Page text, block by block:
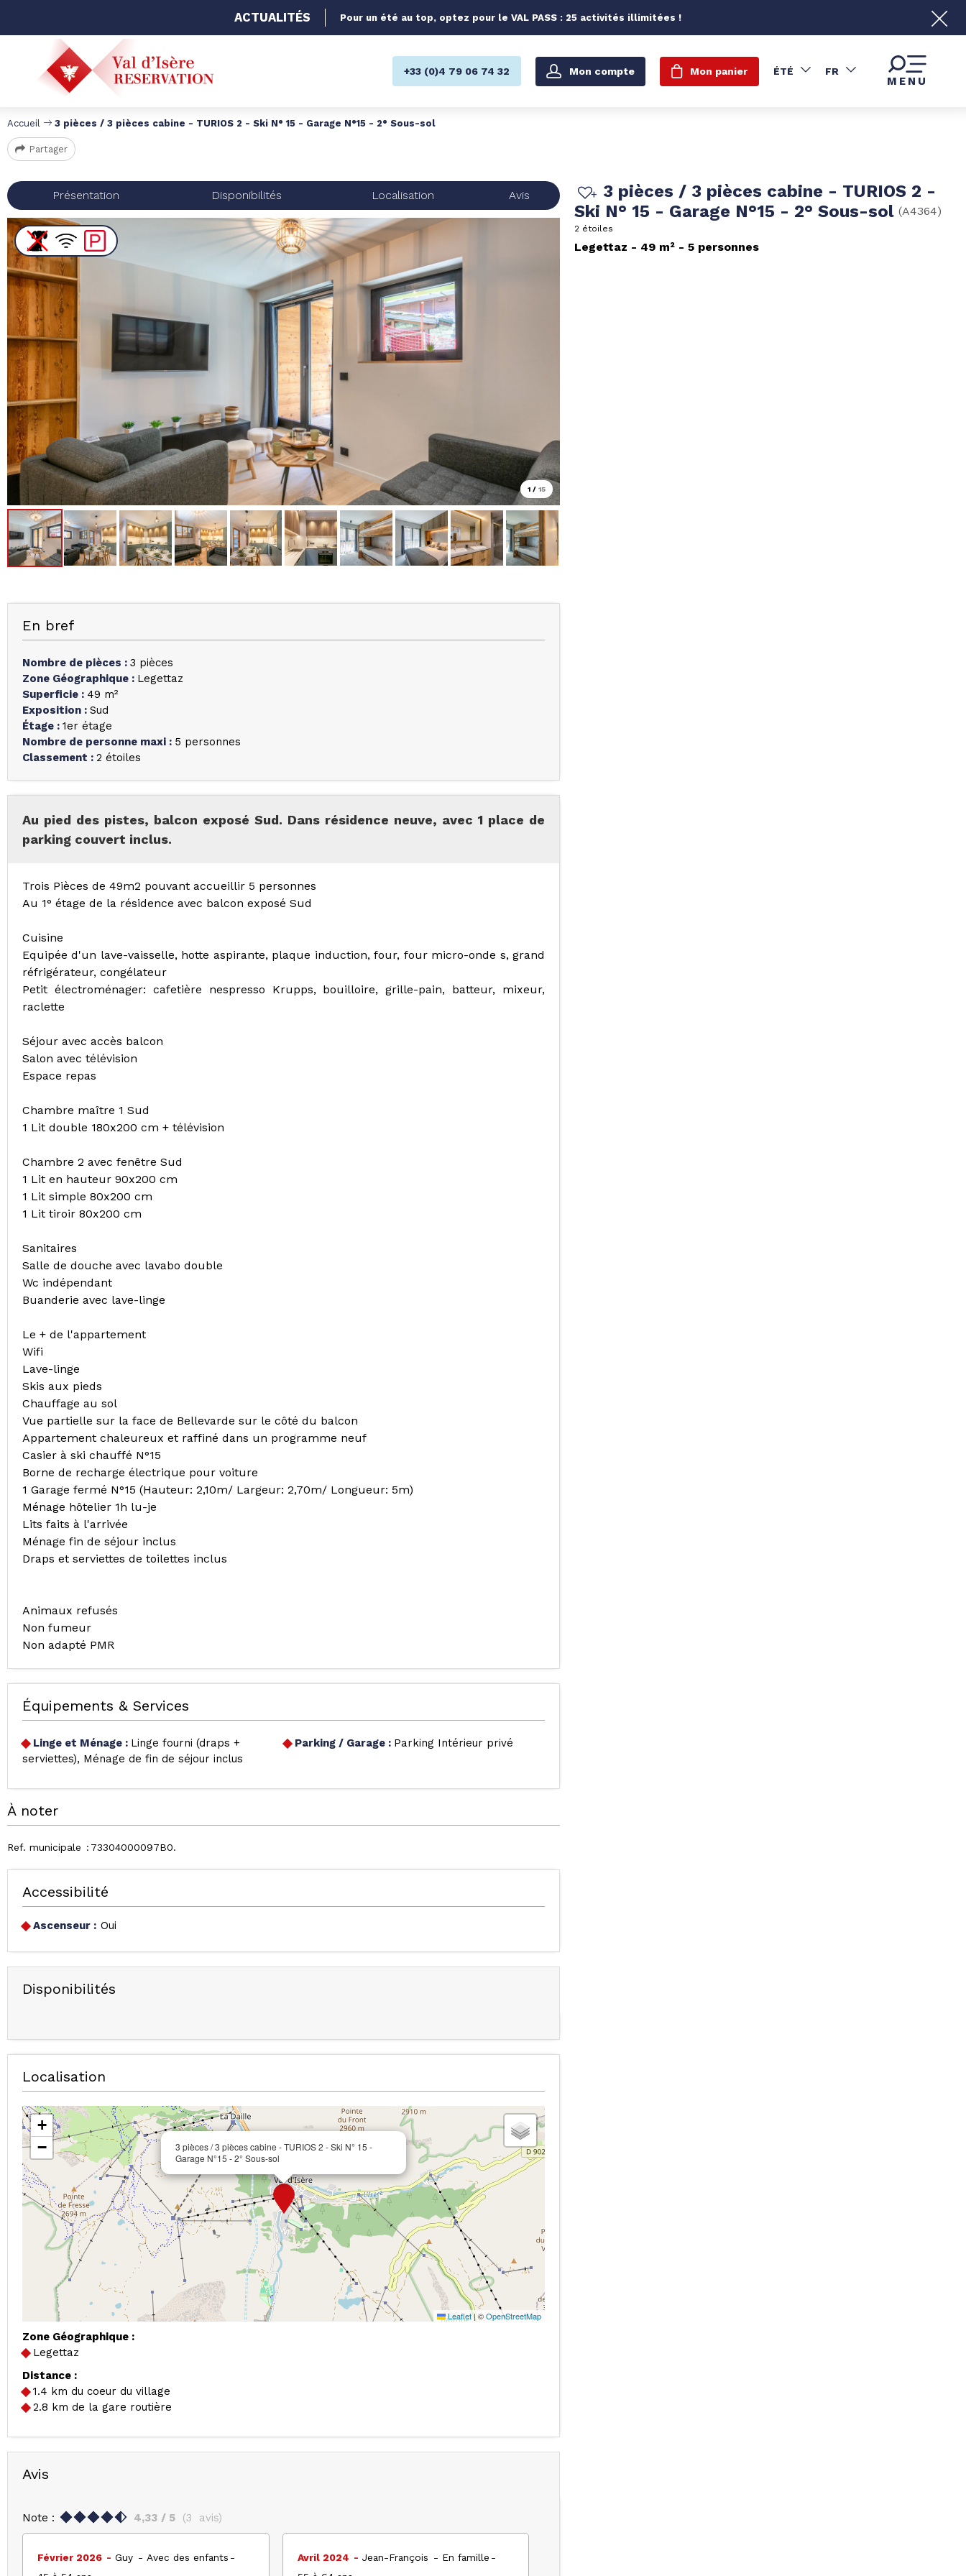
ACTUALITÉS Pour un été au top, optez pour le VAL PASS : 25 activités illimitées !
+33 (0)4 79 06 74 32 Mon compte Mon panier ÉTÉ FR
MENU
Accueil 3 pièces / 3 pièces cabine - TURIOS 2 - Ski N° 15 - Garage N°15 - 2° Sous-sol
Partager
Présentation Disponibilités Localisation Avis
1 / 15
3 pièces / 3 pièces cabine - TURIOS 2 -
Ski N° 15 - Garage N°15 - 2° Sous-sol (A4364)
2 étoiles
Legettaz 49 m² 5 personnes
En bref
Nombre de pièces : 3 pièces
Zone Géographique : Legettaz
Superficie : 49 m²
Exposition : Sud
Étage : 1er étage
Nombre de personne maxi : 5 personnes
Classement : 2 étoiles
Au pied des pistes, balcon exposé Sud. Dans résidence neuve, avec 1 place de
parking couvert inclus.
Trois Pièces de 49m2 pouvant accueillir 5 personnes
Au 1° étage de la résidence avec balcon exposé Sud
Cuisine
Equipée d'un lave-vaisselle, hotte aspirante, plaque induction, four, four micro-onde s, grand
réfrigérateur, congélateur
Petit électroménager: cafetière nespresso Krupps, bouilloire, grille-pain, batteur, mixeur,
raclette
Séjour avec accès balcon
Salon avec télévision
Espace repas
Chambre maître 1 Sud
1 Lit double 180x200 cm + télévision
Chambre 2 avec fenêtre Sud
1 Lit en hauteur 90x200 cm
1 Lit simple 80x200 cm
1 Lit tiroir 80x200 cm
Sanitaires
Salle de douche avec lavabo double
Wc indépendant
Buanderie avec lave-linge
Le + de l'appartement
Wifi
Lave-linge
Skis aux pieds
Chauffage au sol
Vue partielle sur la face de Bellevarde sur le côté du balcon
Appartement chaleureux et raffiné dans un programme neuf
Casier à ski chauffé N°15
Borne de recharge électrique pour voiture
1 Garage fermé N°15 (Hauteur: 2,10m/ Largeur: 2,70m/ Longueur: 5m)
Ménage hôtelier 1h lu-je
Lits faits à l'arrivée
Ménage fin de séjour inclus
Draps et serviettes de toilettes inclus
Animaux refusés
Non fumeur
Non adapté PMR
Équipements & Services
Linge et Ménage : Linge fourni (draps +
serviettes)
Ménage de fin de séjour inclus
Parking / Garage : Parking Intérieur privé
À noter
Ref. municipale 73304000097B0
Accessibilité
Ascenseur : Oui
Disponibilités
Localisation
3 pièces / 3 pièces cabine - TURIOS 2 - Ski N° 15 -
Garage N°15 - 2° Sous-sol
+
−
Leaflet|©OpenStreetMap
Zone Géographique :
Legettaz
Distance :
1.4 km du coeur du village
2.8 km de la gare routière
Avis
Note : 4,33 / 5 (3 avis)
Février 2026 Guy
Avec des enfants
Avril 2024 Jean-François
En famille